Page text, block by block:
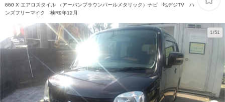
660 X エアロスタイル （アーバンブラウンパールメタリック）ナビ 地デジTV ハ
ンズフリーマイク 検R9年12月
1/51